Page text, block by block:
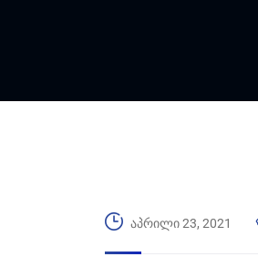
აპრილი 23, 2021